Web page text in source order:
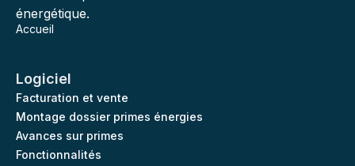
énergétique.
Accueil
Logiciel
Facturation et vente
Montage dossier primes énergies
Avances sur primes
Fonctionnalités